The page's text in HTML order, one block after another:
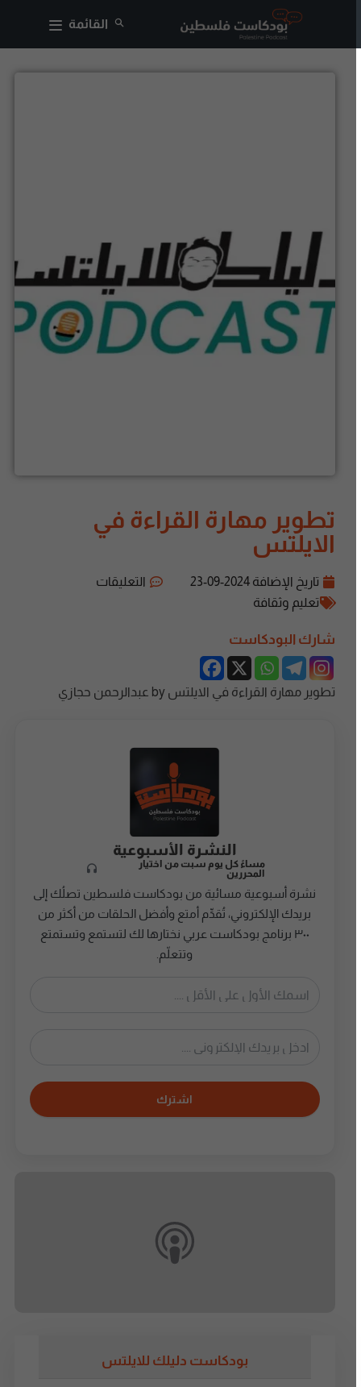
القائمة
تطوير مهارة القراءة في
الايلتس
تاريخ الإضافة2024-09-23
التعليقات
تعليم وثقافة
شارك البودكاست
تطوير مهارة القراءة في الايلتس by عبدالرحمن حجازي
النشرة الأسبوعية
مساءً كل يوم سبت من اختيار
المحررين
نشرة أسبوعية مسائية من بودكاست فلسطين تصلُك إلى
بريدك الإلكتروني، تُقدِّم أمتع وأفضل الحلقات من أكثر من
٣٠٠ برنامج بودكاست عربي نختارها لك لتستمع وتستمتع
وتتعلّم.
اشترك
بودكاست دليلك للايلتس